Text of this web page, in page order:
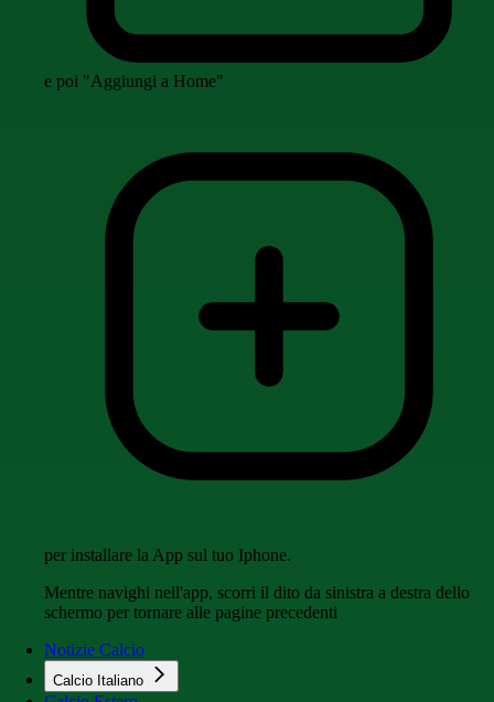
e poi "Aggiungi a Home"
per installare la App sul tuo Iphone.
Mentre navighi nell'app, scorri il dito da sinistra a destra dello
schermo per tornare alle pagine precedenti
Notizie Calcio
Calcio Italiano